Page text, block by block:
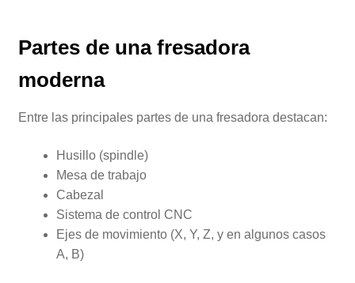
Partes de una fresadora
moderna
Entre las principales partes de una fresadora destacan:
Husillo (spindle)
Mesa de trabajo
Cabezal
Sistema de control CNC
Ejes de movimiento (X, Y, Z, y en algunos casos
A, B)